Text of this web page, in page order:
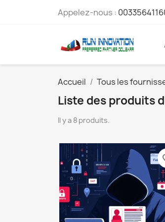
Appelez-nous :
Accueil Tous les
Liste des produits
Il y a 8 produits.